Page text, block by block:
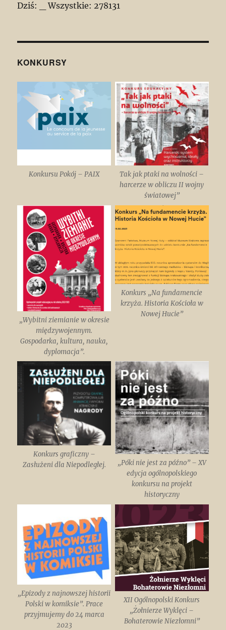
Dziś: Wszystkie: 278131
KONKURSY
Konkursu Pokój – PAIX
Tak jak ptaki na wolności –
harcerze w obliczu II wojny
światowej”
„Wybitni ziemianie w okresie
międzywojennym.
Gospodarka, kultura, nauka,
dyplomacja”.
Konkurs „Na fundamencie
krzyża. Historia Kościoła w
Nowej Hucie”
Konkurs graficzny –
Zasłużeni dla Niepodległej.
„Póki nie jest za późno” – XV
edycja ogólnopolskiego
konkursu na projekt
historyczny
„Epizody z najnowszej historii
Polski w komiksie”. Prace
przyjmujemy do 24 marca
2023
XII Ogólnopolski Konkurs
„Żołnierze Wyklęci –
Bohaterowie Niezłomni”